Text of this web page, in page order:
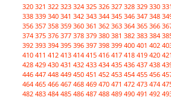
320 321 322 323 324 325 326 327 328 329 330 331
338 339 340 341 342 343 344 345 346 347 348
356 357 358 359 360 361 362 363 364 365 366
374 375 376 377 378 379 380 381 382 383 384
392 393 394 395 396 397 398 399 400 401 402
410 411 412 413 414 415 416 417 418 419 420 421
428 429 430 431 432 433 434 435 436 437 438
446 447 448 449 450 451 452 453 454 455 456
464 465 466 467 468 469 470 471 472 473 474
482 483 484 485 486 487 488 489 490 491 492